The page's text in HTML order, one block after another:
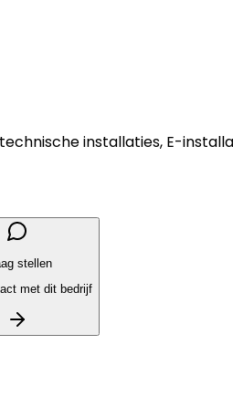
installaties, E-
stellen
met dit bedrijf